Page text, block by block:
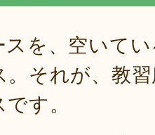
スを、空いて
。それが、教
す。